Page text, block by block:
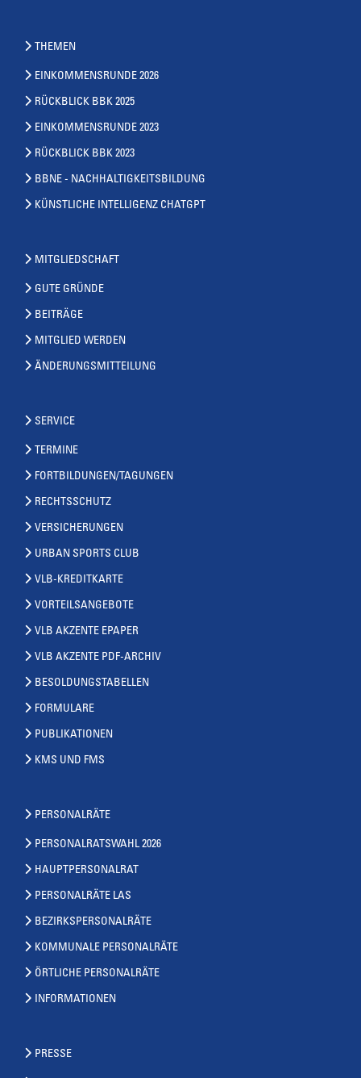
THEMEN
EINKOMMENSRUNDE 2026
RÜCKBLICK BBK 2025
EINKOMMENSRUNDE 2023
RÜCKBLICK BBK 2023
BBNE - NACHHALTIGKEITSBILDUNG
KÜNSTLICHE INTELLIGENZ CHATGPT
MITGLIEDSCHAFT
GUTE GRÜNDE
BEITRÄGE
MITGLIED WERDEN
ÄNDERUNGSMITTEILUNG
SERVICE
TERMINE
FORTBILDUNGEN/TAGUNGEN
RECHTSSCHUTZ
VERSICHERUNGEN
URBAN SPORTS CLUB
VLB-KREDITKARTE
VORTEILSANGEBOTE
VLB AKZENTE EPAPER
VLB AKZENTE PDF-ARCHIV
BESOLDUNGSTABELLEN
FORMULARE
PUBLIKATIONEN
KMS UND FMS
PERSONALRÄTE
PERSONALRATSWAHL 2026
HAUPTPERSONALRAT
PERSONALRÄTE LAS
BEZIRKSPERSONALRÄTE
KOMMUNALE PERSONALRÄTE
ÖRTLICHE PERSONALRÄTE
INFORMATIONEN
PRESSE